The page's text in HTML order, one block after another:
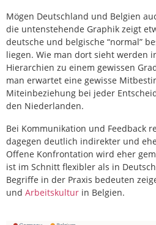
Mögen Deutschland und Belgien
die untenstehende Graphik zeigt
deutsche und belgische “normal”
liegen. Wie man dort sieht werden
Hierarchien zu einem gewissen
man erwartet eine gewisse
Miteinbeziehung bei jeder
den Niederlanden.
Bei Kommunikation und Feedback
dagegen deutlich indirekter und
Offene Konfrontation wird eher
ist im Schnitt flexibler als in
Begriffe in der Praxis bedeuten
und Arbeitskultur in Belgien.